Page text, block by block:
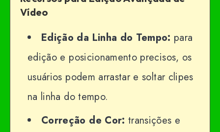
Vídeo
Edição da Linha do Tempo: para
edição e posicionamento precisos, os
usuários podem arrastar e soltar clipes
na linha do tempo.
Correção de Cor: transições e